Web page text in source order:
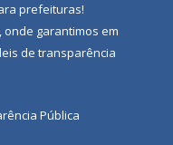
prefeituras!
onde garantimos em
leis de transparência
Pública